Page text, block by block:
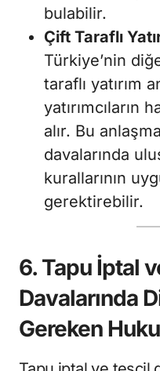
bulabilir.
Çift Taraflı
Türkiye’nin
taraflı yatırım
yatırımcıların
alır. Bu
davalarında
kurallarının
gerektirebilir.
6. Tapu İptal
Davalarında
Gereken